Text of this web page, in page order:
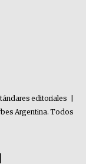
editoriales
Argentina. Todos